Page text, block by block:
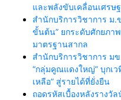
และพลังขับเคลื่อนเศรษ
สำนักบริการวิชาการ ม.
ขั้นต้น” ยกระดับศักยภา
มาตรฐานสากล
สำนักบริการวิชาการ ม
“กลุ่มคูณแดงใหญ่” บุกเว
เหลือ” สู่รายได้ที่ยั่งยืน
ถอดรหัสเบื้องหลังรางวั